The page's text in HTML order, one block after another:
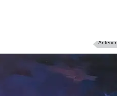
Anterior